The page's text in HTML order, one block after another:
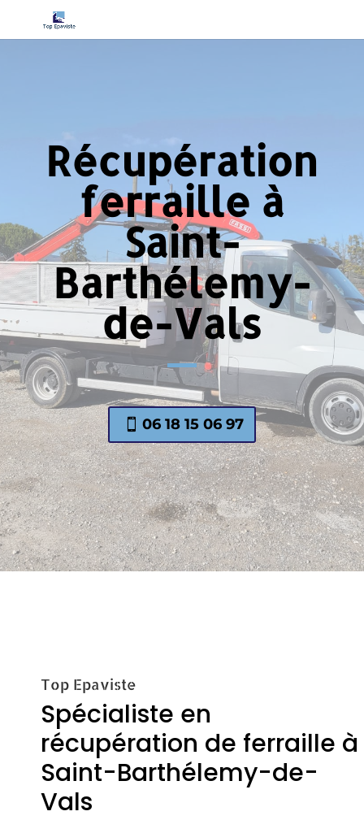
Récupération
ferraille à
Saint-
Barthélemy-
de-Vals
06 18 15 06 97
Top Epaviste
Spécialiste en
récupération de ferraille à
Saint-Barthélemy-de-
Vals